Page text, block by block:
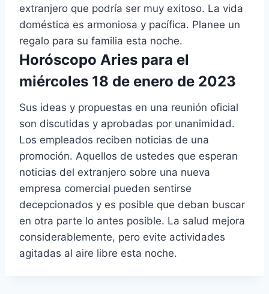
extranjero que podría ser muy exitoso. La vida
doméstica es armoniosa y pacífica. Planee un
regalo para su familia esta noche.
Horóscopo Aries para el
miércoles 18 de enero de 2023
Sus ideas y propuestas en una reunión oficial
son discutidas y aprobadas por unanimidad.
Los empleados reciben noticias de una
promoción. Aquellos de ustedes que esperan
noticias del extranjero sobre una nueva
empresa comercial pueden sentirse
decepcionados y es posible que deban buscar
en otra parte lo antes posible. La salud mejora
considerablemente, pero evite actividades
agitadas al aire libre esta noche.